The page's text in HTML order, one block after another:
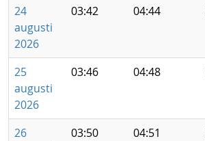
24
augusti
2026
03:42 04:44
25
augusti
2026
03:46 04:48
26
03:50 04:51